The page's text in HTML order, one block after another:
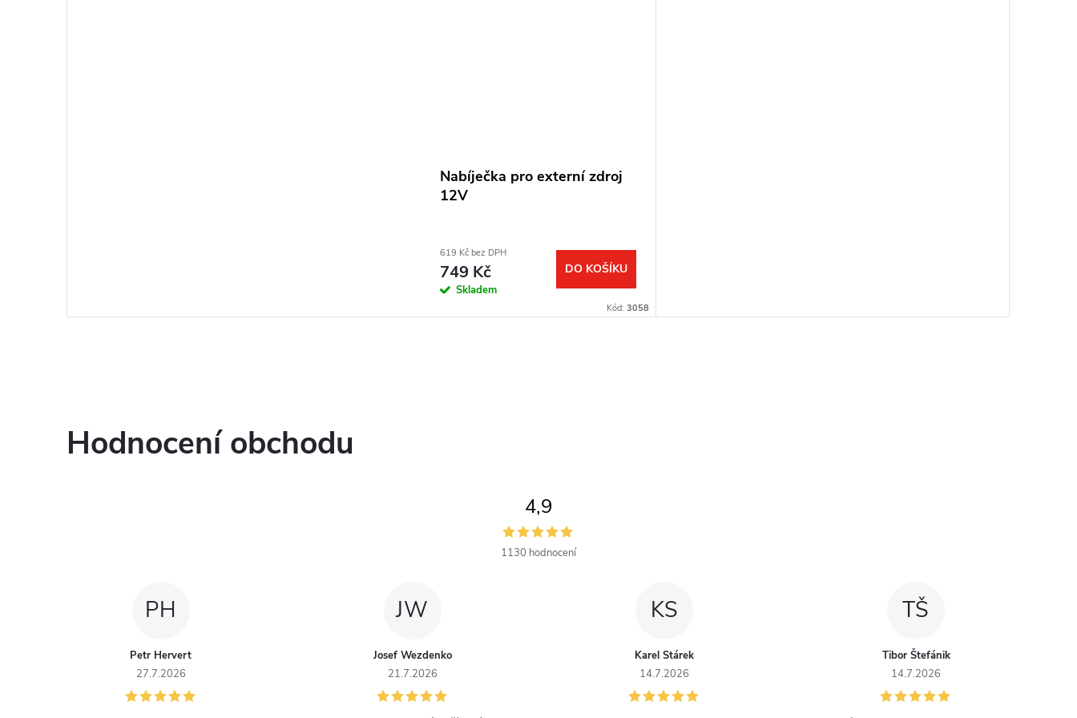
Nabíječka pro externí zdroj
12V
619 Kč bez DPH
749 Kč
Skladem
DO KOŠÍKU
Kód: 3058
Hodnocení obchodu
4,9
1130 hodnocení
PH
Petr Hervert
27.7.2026
JW
Josef Wezdenko
21.7.2026
KS
Karel Stárek
14.7.2026
TŠ
Tibor Štefánik
14.7.2026